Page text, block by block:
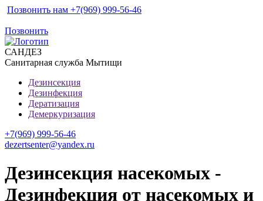
Позвонить нам +7(969) 999-56-46
Позвонить
САНДЕЗ
Санитарная служба Мытищи
Дезинсекция
Дезинфекция
Дератизация
Демеркуризация
+7(969) 999-56-46
dezertsenter@yandex.ru
Дезинсекция насекомых -
Дезинфекция от насекомых и